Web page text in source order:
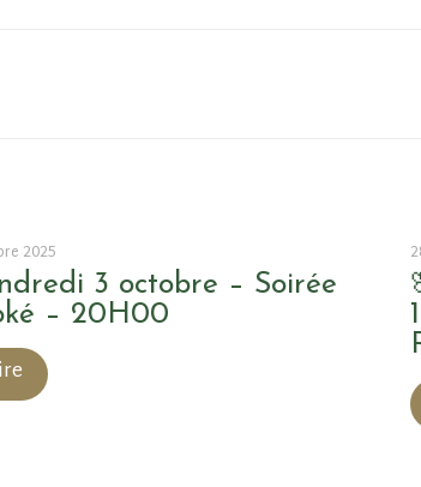
2025
3 octobre – Soirée
– 20H00